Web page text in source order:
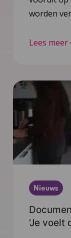
worden
Lees meer
Nieuws
‘Je voelt